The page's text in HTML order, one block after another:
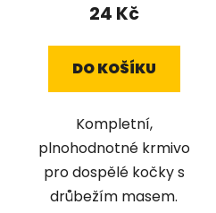
24 Kč
DO KOŠÍKU
Kompletní,
plnohodnotné krmivo
pro dospělé kočky s
drůbežím masem.